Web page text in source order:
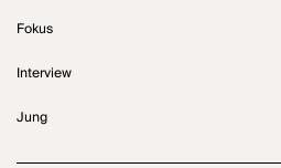
Fokus
Interview
Jung